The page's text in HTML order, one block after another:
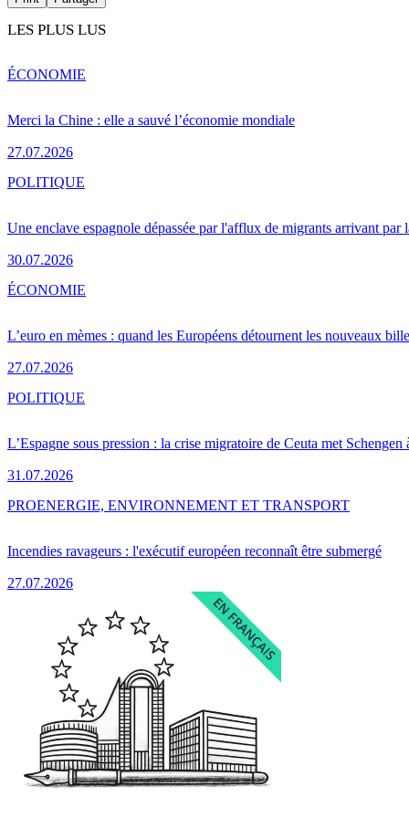
LES PLUS LUS
Merci la Chine : elle a sauvé l’économie mondiale
27.07.2026
ÉCONOMIE
Une enclave espagnole dépassée par l'afflux de migrants arrivant par
30.07.2026
POLITIQUE
L’euro en mèmes : quand les Européens détournent les nouveaux
27.07.2026
ÉCONOMIE
L’Espagne sous pression : la crise migratoire de Ceuta met Schengen
31.07.2026
POLITIQUE
Incendies ravageurs : l'exécutif européen reconnaît être submergé
27.07.2026
PROENERGIE, ENVIRONNEMENT ET TRANSPORT